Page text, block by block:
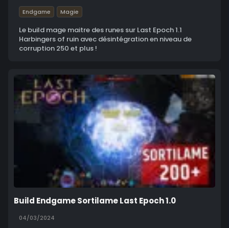
Endgame Magie
Le build mage maitre des runes sur Last Epoch 1.1
Harbingers of ruin avec désintégration en niveau de
corruption 250 et plus !
Build Endgame Sortilame Last Epoch 1.0
04/03/2024